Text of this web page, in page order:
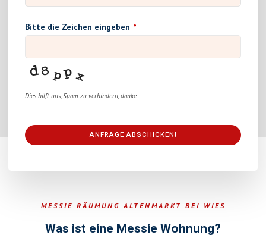
Bitte die Zeichen eingeben *
Dies hilft uns, Spam zu verhindern, danke.
ANFRAGE ABSCHICKEN!
field
blank
MESSIE RÄUMUNG ALTENMARKT BEI WIES
Was ist eine Messie Wohnung?